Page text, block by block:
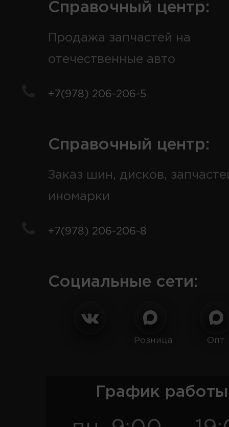
Справочный центр:
Продажа запчастей на
отечественные авто
+7(978) 206-206-5
Справочный центр:
Заказ шин, дисков,
иномарки
+7(978) 206-206-8
Социальные сети:
Розница Опт
График